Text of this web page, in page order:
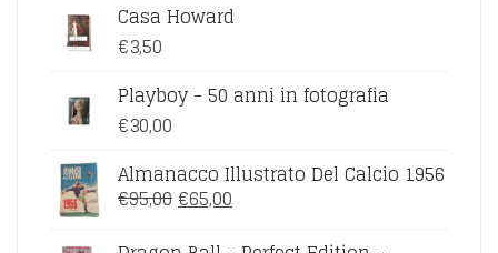
Casa Howard
€3,50
Playboy - 50 anni in fotografia
€30,00
Almanacco Illustrato Del Calcio 1956
€95,00IL
ORIGINALE
€65,00
ATTUALE